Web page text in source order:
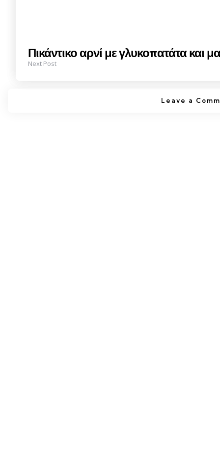
Πικάντικο αρνί με γλυκοπατάτα και
Next Post
Leave a